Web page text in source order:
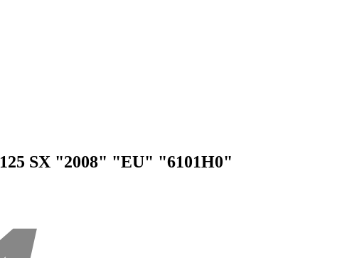
125 SX "2008" "EU" "6101H0"